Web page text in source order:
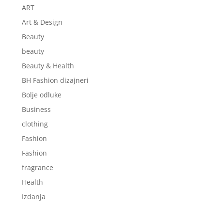
ART
Art & Design
Beauty
beauty
Beauty & Health
BH Fashion dizajneri
Bolje odluke
Business
clothing
Fashion
Fashion
fragrance
Health
Izdanja